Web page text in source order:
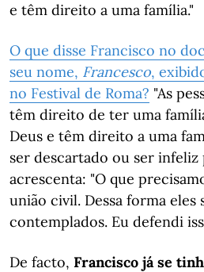
e têm direito a uma família."
O que disse Francisco no
seu nome, Francesco,
no Festival de Roma? "As
têm direito de ter uma
Deus e têm direito a uma
ser descartado ou ser infeliz
acrescenta: "O que
união civil. Dessa forma eles
contemplados. Eu defendi
De facto, Francisco já se